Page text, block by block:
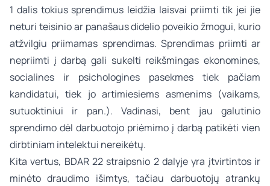
1 dalis tokius sprendimus leidžia laisvai priimti tik jei jie
neturi teisinio ar panašaus didelio poveikio žmogui, kurio
atžvilgiu priimamas sprendimas. Sprendimas priimti ar
nepriimti į darbą gali sukelti reikšmingas ekonomines,
socialines ir psichologines pasekmes tiek pačiam
kandidatui, tiek jo artimiesiems asmenims (vaikams,
sutuoktiniui ir pan.). Vadinasi, bent jau galutinio
sprendimo dėl darbuotojo priėmimo į darbą patikėti vien
dirbtiniam intelektui nereikėtų.
Kita vertus, BDAR 22 straipsnio 2 dalyje yra įtvirtintos ir
minėto draudimo išimtys, tačiau darbuotojų atrankų